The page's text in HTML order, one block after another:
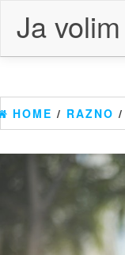
content
Ja
HOME / RAZNO